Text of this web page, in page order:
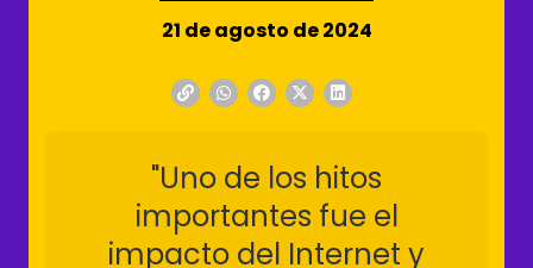
21 de agosto de 2024
"Uno de los hitos
importantes fue el
impacto del Internet y